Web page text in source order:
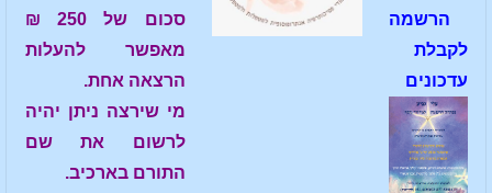
הרשמה
לקבלת
עדכונים
סכום של 250 ₪
מאפשר להעלות
הרצאה אחת.
מי שירצה ניתן יהיה
לרשום את שם
התורם בארכיב.